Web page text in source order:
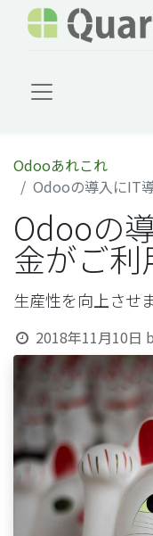
Odooあれこれ
Odooの導入にIT
Odooの
金がご
生産性を向上させ
2018年11月10日